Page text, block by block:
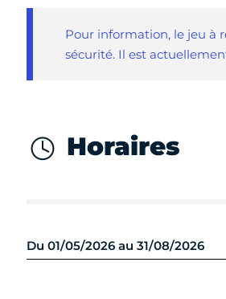
Pour information, le jeu à
sécurité. Il est
Horaires
Du 01/05/2026 au 31/08/2026